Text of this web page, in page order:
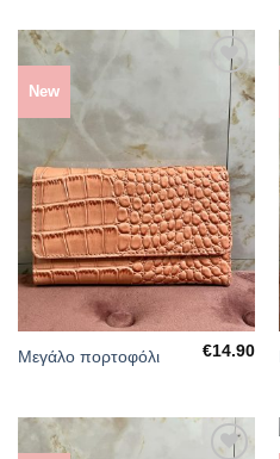
New
ΠΡΌΣΘΉΚΗ
ΣΤΗΝ
ΛΊΣΤΑ
ΕΠΙΘΥΜΙΏΝ
Μεγάλο πορτοφόλι €14.90